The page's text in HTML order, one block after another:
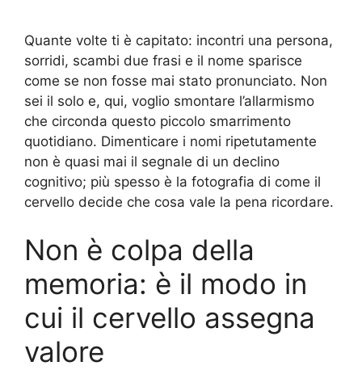
Quante volte ti è capitato: incontri una persona,
sorridi, scambi due frasi e il nome sparisce
come se non fosse mai stato pronunciato. Non
sei il solo e, qui, voglio smontare l’allarmismo
che circonda questo piccolo smarrimento
quotidiano. Dimenticare i nomi ripetutamente
non è quasi mai il segnale di un declino
cognitivo; più spesso è la fotografia di come il
cervello decide che cosa vale la pena ricordare.
Non è colpa della
memoria: è il modo in
cui il cervello assegna
valore